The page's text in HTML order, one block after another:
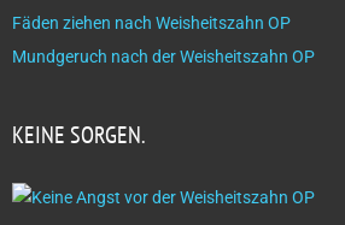
Fäden ziehen nach Weisheitszahn OP
Mundgeruch nach der Weisheitszahn OP
KEINE SORGEN.